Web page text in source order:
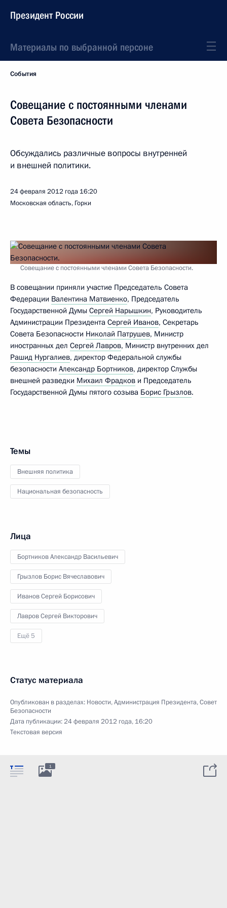
Президент России
Материалы по выбранной персоне
События
Совещание с постоянными членами
Совета Безопасности
Обсуждались различные вопросы внутренней
и внешней политики.
24 февраля 2012 года 16:20
Московская область, Горки
Совещание с постоянными членами Совета Безопасности.
В совещании приняли участие Председатель Совета
Федерации Валентина Матвиенко, Председатель
Государственной Думы Сергей Нарышкин, Руководитель
Администрации Президента Сергей Иванов, Секретарь
Совета Безопасности Николай Патрушев, Министр
иностранных дел Сергей Лавров, Министр внутренних дел
Рашид Нургалиев, директор Федеральной службы
безопасности Александр Бортников, директор Службы
внешней разведки Михаил Фрадков и Председатель
Государственной Думы пятого созыва Борис Грызлов.
Темы
Внешняя политика
Национальная безопасность
Лица
Бортников Александр Васильевич
Грызлов Борис Вячеславович
Иванов Сергей Борисович
Лавров Сергей Викторович
Ещё 5
Статус материала
Опубликован в разделах: Новости,Администрация Президента,Совет
Безопасности
Дата публикации:24 февраля 2012 года, 16:20
Текстовая версия
1